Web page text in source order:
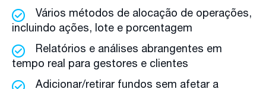
Vários métodos de alocação de operações,
incluindo ações, lote e porcentagem
Relatórios e análises abrangentes em
tempo real para gestores e clientes
Adicionar/retirar fundos sem afetar a